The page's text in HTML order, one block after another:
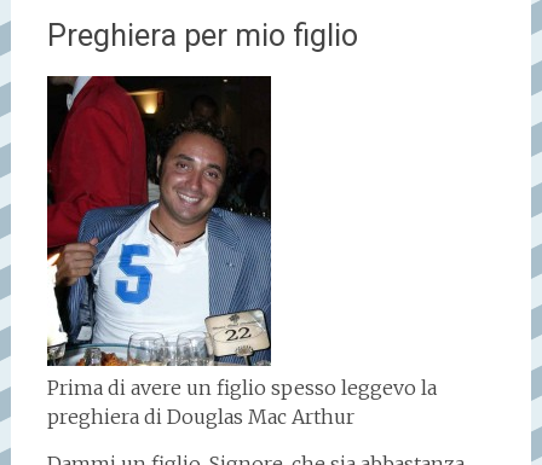
Preghiera per mio figlio
Prima di avere un figlio spesso leggevo la
preghiera di Douglas Mac Arthur